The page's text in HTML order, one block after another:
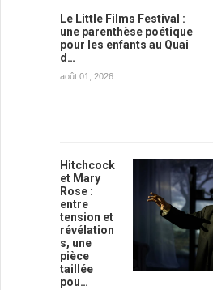
Le Little Films Festival :
une parenthèse poétique
pour les enfants au Quai
d…
août 01, 2026
Hitchcock
et Mary
Rose :
entre
tension et
révélation
s, une
pièce
taillée
pou…